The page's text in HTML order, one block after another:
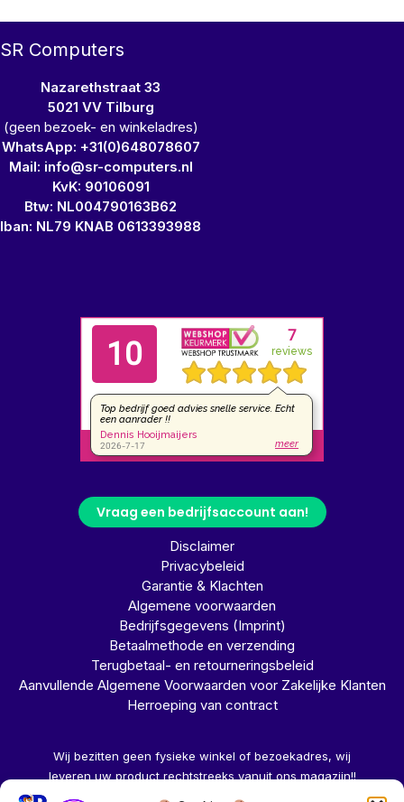
SR Computers
Nazarethstraat 33
5021 VV Tilburg
(geen bezoek- en winkeladres)
WhatsApp: +31(0)648078607
Mail: info@sr-computers.nl
KvK: 90106091
Btw: NL004790163B62
Iban: NL79 KNAB 0613393988
Vraag een bedrijfsaccount aan!
Disclaimer
Privacybeleid
Garantie & Klachten
Algemene voorwaarden
Bedrijfsgegevens (Imprint)
Betaalmethode en verzending
Terugbetaal- en retourneringsbeleid
Aanvullende Algemene Voorwaarden voor Zakelijke Klanten
Herroeping van contract
Wij bezitten geen fysieke winkel of bezoekadres, wij
leveren uw product rechtstreeks vanuit ons magazijn!!